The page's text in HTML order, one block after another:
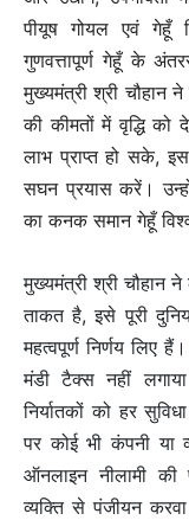
पीयूष गोयल एवं गेहूँ
गुणवत्तापूर्ण गेहूँ के
मुख्यमंत्री श्री चौहान
की कीमतों में वृद्धि को
लाभ प्राप्त हो सके,
सघन प्रयास करें।
का कनक समान गेहूँ
मुख्यमंत्री श्री चौहान
ताकत है, इसे पूरी
महत्वपूर्ण निर्णय लिए
मंडी टैक्स नहीं
निर्यातकों को हर
पर कोई भी कंपनी या
ऑनलाइन नीलामी की
व्यक्ति से पंजीयन